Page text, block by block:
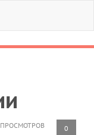
ПРОСМОТРОВ 0